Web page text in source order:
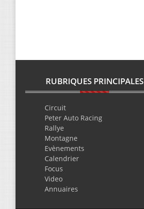
RUBRIQUES PRINCIPALES
Circuit
Peter Auto Racing
Rallye
Montagne
Evènements
Calendrier
Focus
Video
Annuaires